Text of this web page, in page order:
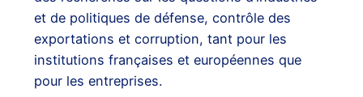
et de politiques de défense, contrôle des
exportations et corruption, tant pour les
institutions françaises et européennes que
pour les entreprises.